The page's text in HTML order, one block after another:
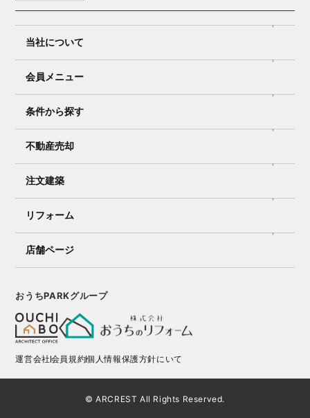
当社について
会員メニュー
条件から探す
不動産売却
注文建築
リフォーム
店舗ページ
おうちPARKグループ
運営会社会員規約個人情報保護方針にいて
© ARCREST All Rights Reserved.